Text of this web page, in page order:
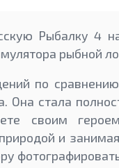
Рыбалку 4
рыбной
по
Она стала
своим
и